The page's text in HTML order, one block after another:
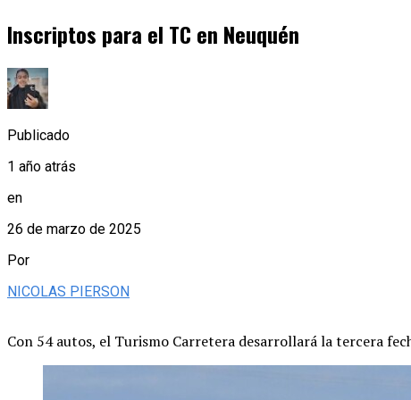
Inscriptos para el TC en Neuquén
Publicado
1 año atrás
en
26 de marzo de 2025
Por
NICOLAS PIERSON
Con 54 autos, el Turismo Carretera desarrollará la tercera